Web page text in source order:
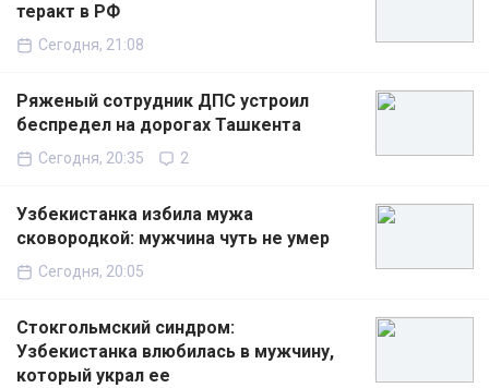
теракт в РФ
Сегодня, 21:08
Ряженый сотрудник ДПС устроил
беспредел на дорогах Ташкента
Сегодня, 20:35 2
Узбекистанка избила мужа
сковородкой: мужчина чуть не умер
Сегодня, 20:05
Стокгольмский синдром:
Узбекистанка влюбилась в мужчину,
который украл ее